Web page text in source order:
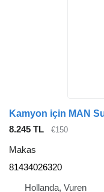
8.245 TL €150
Makas
81434026320
Hollanda, Vuren